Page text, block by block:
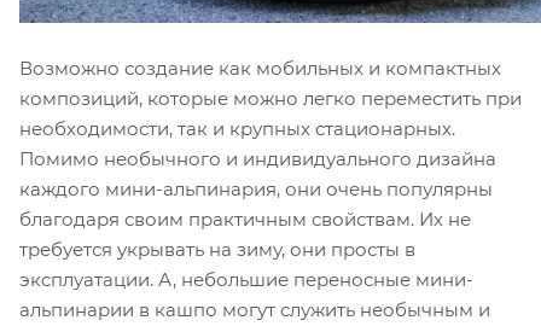
Возможно создание как мобильных и компактных
композиций, которые можно легко переместить при
необходимости, так и крупных стационарных.
Помимо необычного и индивидуального дизайна
каждого мини-альпинария, они очень популярны
благодаря своим практичным свойствам. Их не
требуется укрывать на зиму, они просты в
эксплуатации. А, небольшие переносные мини-
альпинарии в кашпо могут служить необычным и